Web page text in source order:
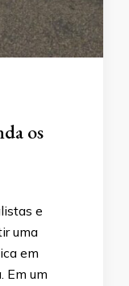
os
e
uma
em
Em um